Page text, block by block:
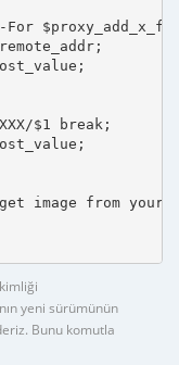
$1 break;
image from your
yeni sürümünün
Bunu komutla